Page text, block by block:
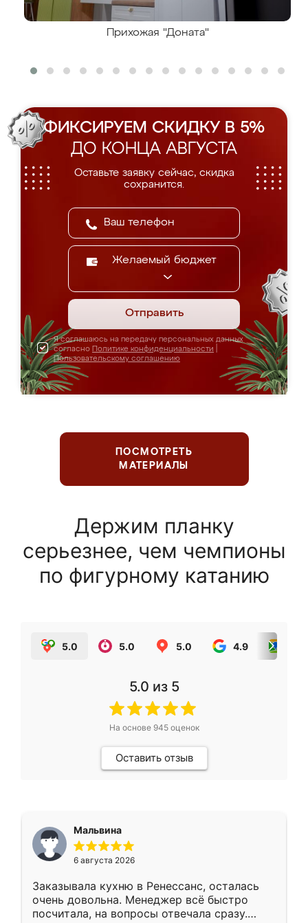
Прихожая "Доната"
ФИКСИРУЕМ СКИДКУ В 5%
ДО КОНЦА АВГУСТА
Оставьте заявку сейчас, скидка
сохранится.
Желаемый бюджет
Отправить
Я соглашаюсь на передачу персональных данных
согласно Политике конфиденциальности
Пользовательскому соглашению
ПОСМОТРЕТЬ
МАТЕРИАЛЫ
Держим планку
серьезнее, чем чемпионы
по фигурному катанию
5.0 5.0 5.0 4.9
5.0 из 5
На основе 945оценок
Оставить отзыв
Мальвина
6 августа 2026
Заказывала кухню в Ренессанс, осталась
очень довольна. Менеджер всё быстро
посчитала, на вопросы отвечала сразу.